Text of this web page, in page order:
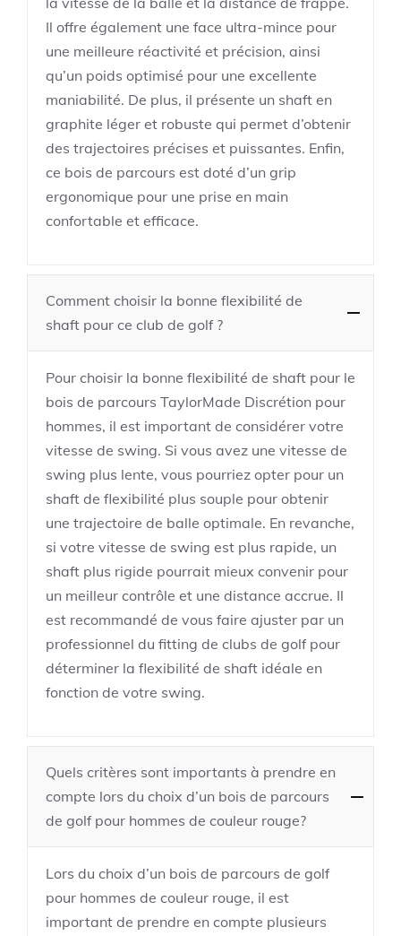
Il offre également une face ultra-mince pour
une meilleure réactivité et précision, ainsi
qu’un poids optimisé pour une excellente
maniabilité. De plus, il présente un shaft en
graphite léger et robuste qui permet d’obtenir
des trajectoires précises et puissantes. Enfin,
ce bois de parcours est doté d’un grip
ergonomique pour une prise en main
confortable et efficace.
Comment choisir la bonne flexibilité de
shaft pour ce club de golf ?
Pour choisir la bonne flexibilité de shaft pour le
bois de parcours TaylorMade Discrétion pour
hommes, il est important de considérer votre
vitesse de swing. Si vous avez une vitesse de
swing plus lente, vous pourriez opter pour un
shaft de flexibilité plus souple pour obtenir
une trajectoire de balle optimale. En revanche,
si votre vitesse de swing est plus rapide, un
shaft plus rigide pourrait mieux convenir pour
un meilleur contrôle et une distance accrue. Il
est recommandé de vous faire ajuster par un
professionnel du fitting de clubs de golf pour
déterminer la flexibilité de shaft idéale en
fonction de votre swing.
Quels critères sont importants à prendre en
compte lors du choix d’un bois de parcours
de golf pour hommes de couleur rouge?
Lors du choix d’un bois de parcours de golf
pour hommes de couleur rouge, il est
important de prendre en compte plusieurs